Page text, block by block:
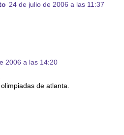
24 de julio de 2006 a las 11:37
2006 a las 14:20
de atlanta.